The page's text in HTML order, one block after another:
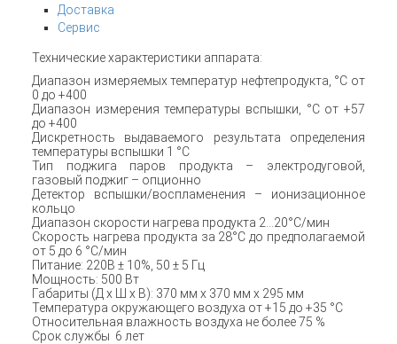
Доставка
Сервис
Технические характеристики аппарата:
Диапазон измеряемых температур нефтепродукта, °С от
0 до +400
Диапазон измерения температуры вспышки, °С от +57
до +400
Дискретность выдаваемого результата определения
температуры вспышки 1 °C
Тип поджига паров продукта – электродуговой,
газовый поджиг – опционно
Детектор вспышки/воспламенения – ионизационное
кольцо
Диапазон скорости нагрева продукта 2…20°C/мин
Скорость нагрева продукта за 28°C до предполагаемой
от 5 до 6 °C/мин
Питание: 220В ± 10%, 50 ± 5 Гц
Мощность: 500 Вт
Габариты (Д х Ш х В): 370 мм x 370 мм x 295 мм
Температура окружающего воздуха от +15 до +35 °C
Относительная влажность воздуха не более 75 %
Срок службы 6 лет